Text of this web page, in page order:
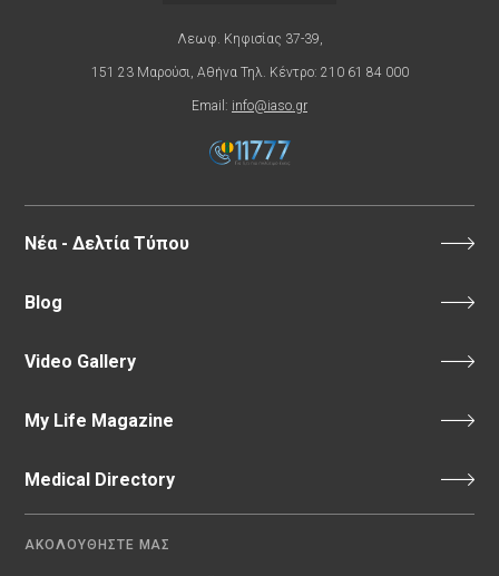
Λεωφ. Κηφισίας 37-39,
151 23 Μαρούσι, Αθήνα Τηλ. Κέντρο: 210 61 84 000
Email: info@iaso.gr
Νέα - Δελτία Τύπου
Blog
Video Gallery
My Life Magazine
Medical Directory
ΑΚΟΛΟΥΘΗΣΤΕ ΜΑΣ